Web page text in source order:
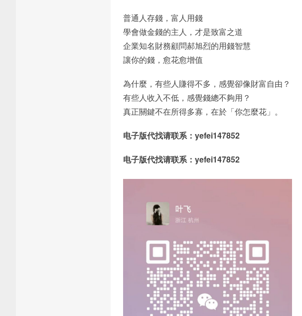
普通人存錢，富人用錢
學會做金錢的主人，才是致富之道
企業知名財務顧問郝旭烈的用錢智慧
讓你的錢，愈花愈增值
為什麼，有些人賺得不多，感覺卻像財富自由？
有些人收入不低，感覺錢總不夠用？
真正關鍵不在所得多寡，在於「你怎麼花」。
电子版代找请联系：yefei147852
电子版代找请联系：yefei147852